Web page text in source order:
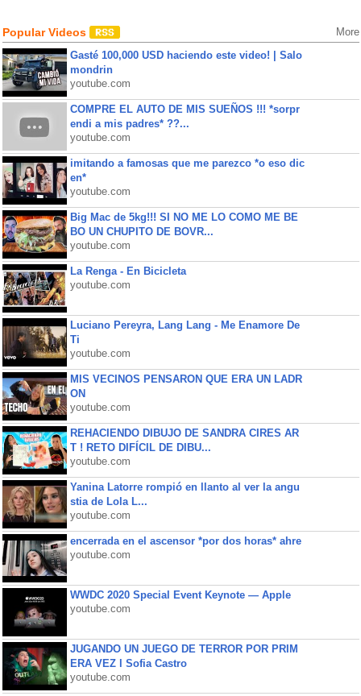
Popular Videos More
Gasté 100,000 USD haciendo este video! | Salo
mondrin
youtube.com
COMPRE EL AUTO DE MIS SUEÑOS !!! *sorpr
endi a mis padres* ??...
youtube.com
imitando a famosas que me parezco *o eso dic
en*
youtube.com
Big Mac de 5kg!!! SI NO ME LO COMO ME BE
BO UN CHUPITO DE BOVR...
youtube.com
La Renga - En Bicicleta
youtube.com
Luciano Pereyra, Lang Lang - Me Enamore De
Ti
youtube.com
MIS VECINOS PENSARON QUE ERA UN LADR
ON
youtube.com
REHACIENDO DIBUJO DE SANDRA CIRES AR
T ! RETO DIFÍCIL DE DIBU...
youtube.com
Yanina Latorre rompió en llanto al ver la angu
stia de Lola L...
youtube.com
encerrada en el ascensor *por dos horas* ahre
youtube.com
WWDC 2020 Special Event Keynote — Apple
youtube.com
JUGANDO UN JUEGO DE TERROR POR PRIM
ERA VEZ l Sofia Castro
youtube.com